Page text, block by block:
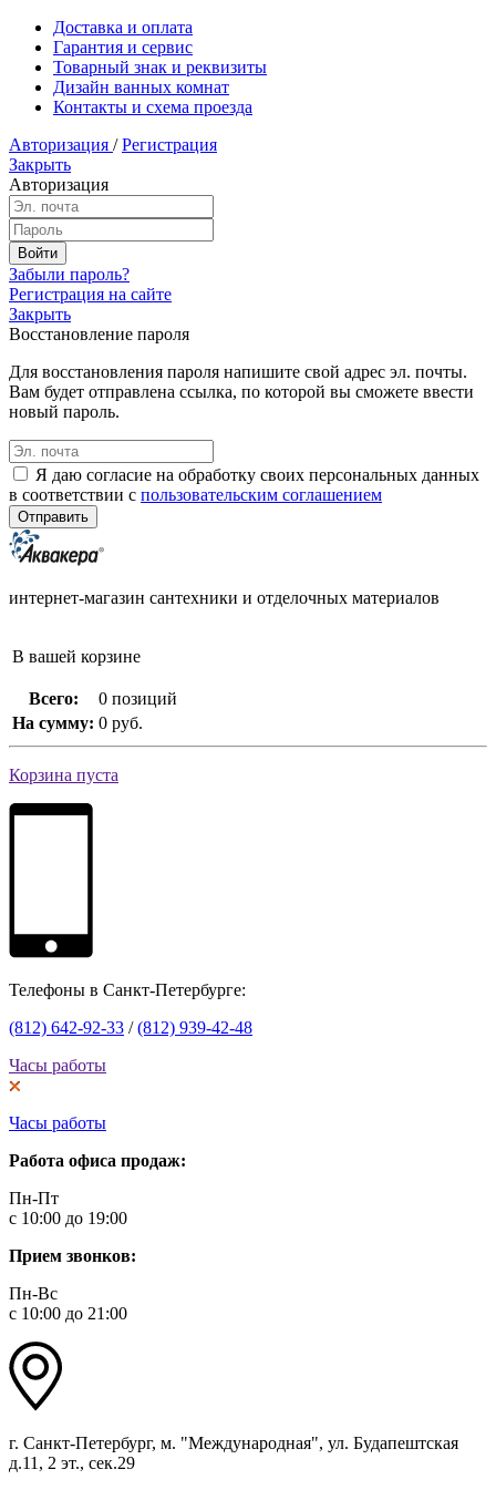
Доставка и оплата
Гарантия и сервис
Товарный знак и реквизиты
Дизайн ванных комнат
Контакты и схема проезда
Авторизация / Регистрация
Закрыть
Авторизация
Забыли пароль?
Регистрация на сайте
Закрыть
Восстановление пароля
Для восстановления пароля напишите свой адрес эл. почты.
Вам будет отправлена ссылка, по которой вы сможете ввести
новый пароль.
Я даю согласие на обработку своих персональных данных
в соответствии с пользовательским соглашением
интернет-магазин сантехники и отделочных материалов
В вашей корзине
Всего:
0 позиций
На сумму: 0 руб.
Корзина пуста
Телефоны в Санкт-Петербурге:
(812) 642-92-33 /(812) 939-42-48
Часы работы
Часы работы
Работа офиса продаж:
Пн-Пт
с 10:00 до 19:00
Прием звонков:
Пн-Вс
с 10:00 до 21:00
г. Санкт-Петербург, м. "Международная", ул. Будапештская
д.11, 2 эт., сек.29